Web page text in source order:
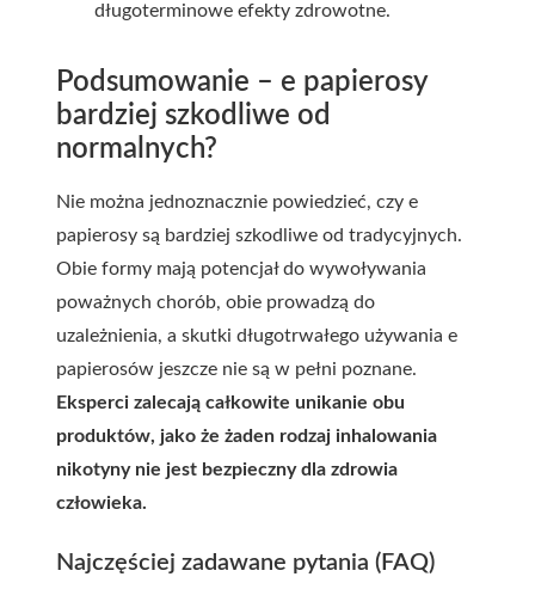
długoterminowe efekty zdrowotne.
Podsumowanie – e papierosy
bardziej szkodliwe od
normalnych?
Nie można jednoznacznie powiedzieć, czy e
papierosy są bardziej szkodliwe od tradycyjnych.
Obie formy mają potencjał do wywoływania
poważnych chorób, obie prowadzą do
uzależnienia, a skutki długotrwałego używania e
papierosów jeszcze nie są w pełni poznane.
Eksperci zalecają całkowite unikanie obu
produktów, jako że żaden rodzaj inhalowania
nikotyny nie jest bezpieczny dla zdrowia
człowieka.
Najczęściej zadawane pytania (FAQ)